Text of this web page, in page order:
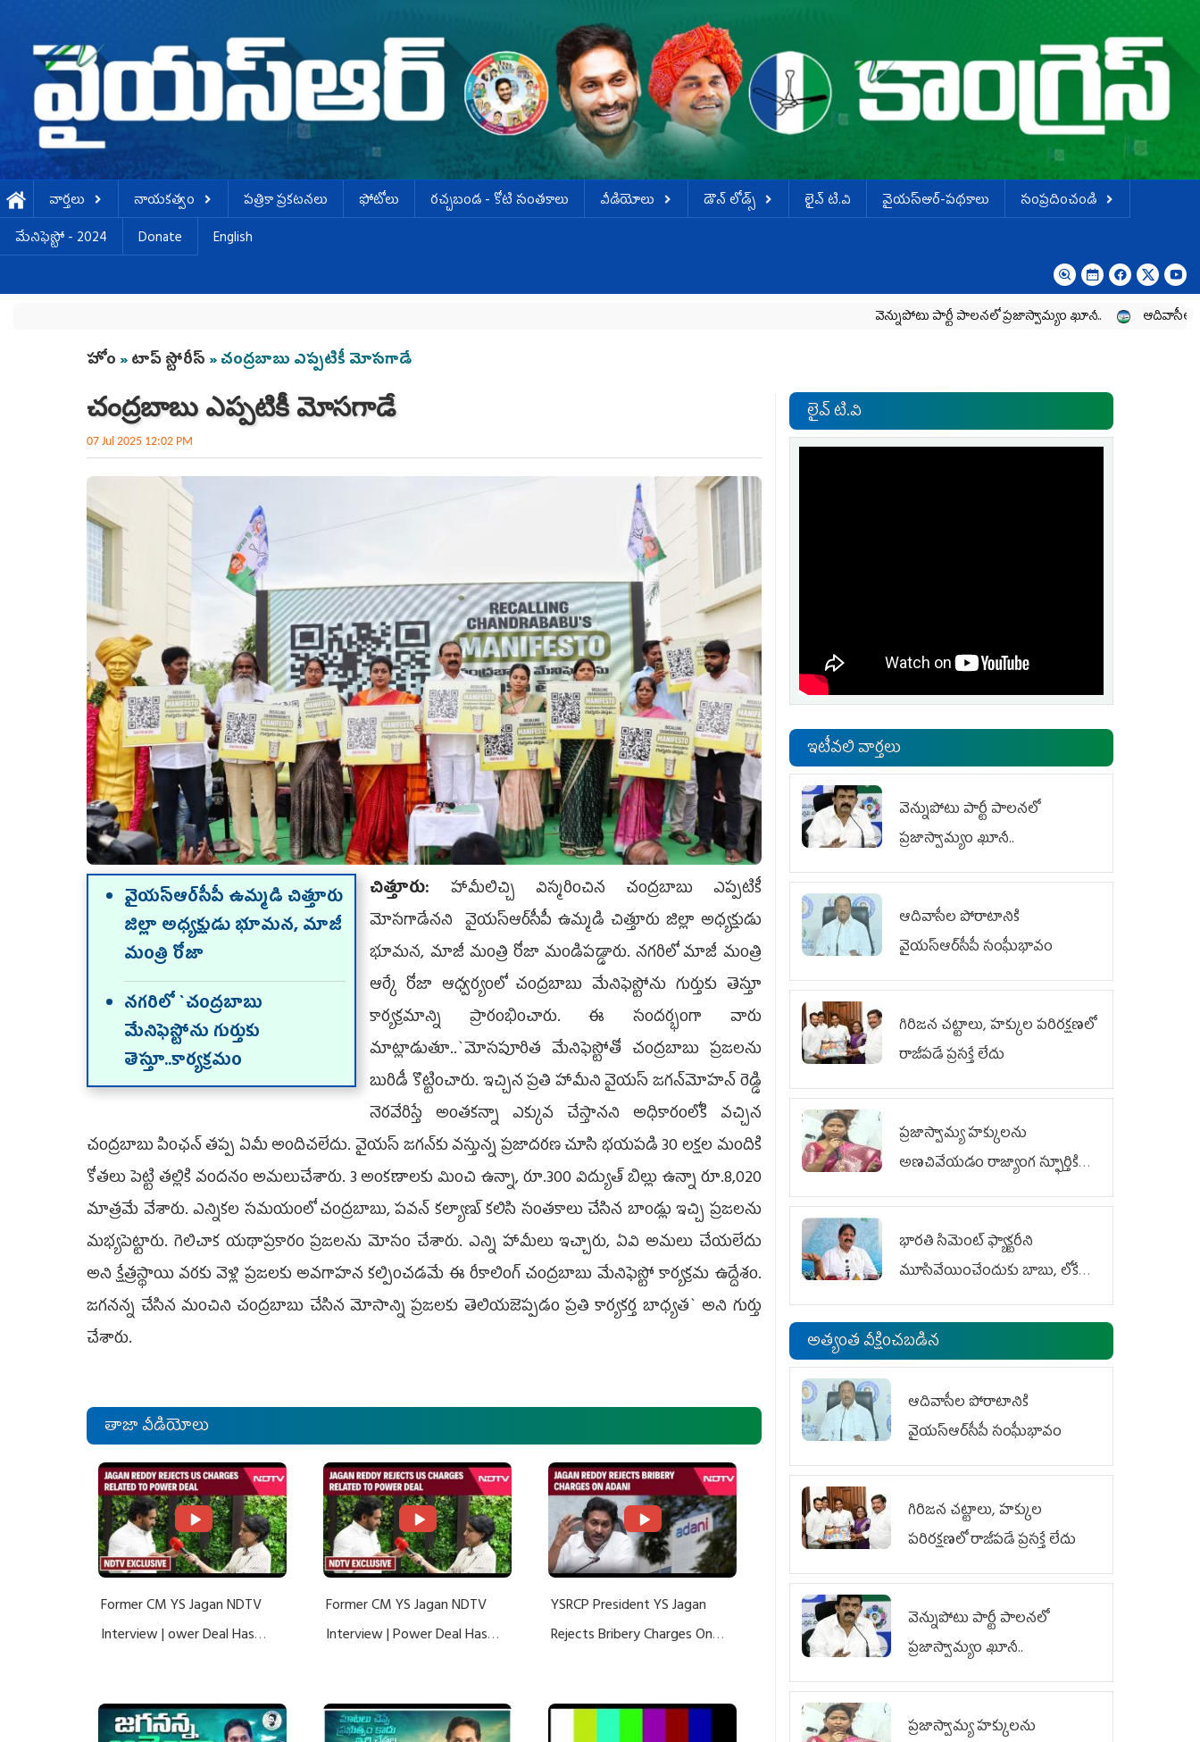
వార్తలు నాయకత్వం పత్రికా ప్రకటనలు ఫోటోలు ర‌చ్చ‌బండ‌ - కోటి సంత‌కాలు వీడియోలు డౌన్ లోడ్స్ లైవ్ టి.వి వైయస్ఆర్-పథకాలు
సంప్రదించండి
మేనిఫెస్టో - 2024
Donate English
వెన్నుపోటు పార్టీ పాలనలో ప్రజాస్వామ్యం ఖూనీ.. ఆదివాసీల పోరాటానికి
You are here
హోం »టాప్ స్టోరీస్ » చంద్రబాబు ఎప్పటికీ మోసగాడే
చంద్రబాబు ఎప్పటికీ మోసగాడే
07 Jul 2025 12:02 PM
వైయ‌స్ఆర్‌సీపీ ఉమ్మ‌డి చిత్తూరు
జిల్లా అధ్యక్షుడు భూమన, మాజీ
మంత్రి రోజా
న‌గ‌రిలో `చంద్రబాబు
మేనిఫెస్టోను గుర్తుకు
తెస్తూ..కార్య‌క్ర‌మం
చిత్తూరు:హామీలిచ్చి విస్మరించిన చంద్రబాబు ఎప్పటికీ
మోసగాడేన‌ని వైయ‌స్ఆర్‌సీపీ ఉమ్మ‌డి చిత్తూరు జిల్లా అధ్యక్షుడు
భూమన, మాజీ మంత్రి రోజా మండిప‌డ్డారు. న‌గ‌రిలో మాజీ మంత్రి
ఆర్కే రోజా ఆధ్వ‌ర్యంలో చంద్రబాబు మేనిఫెస్టోను గుర్తుకు తెస్తూ
కార్యక్రమాన్ని ప్రారంభించారు. ఈ సంద‌ర్భంగా వారు
మాట్లాడుతూ..`మోసపూరిత మేనిఫెస్టోతో చంద్రబాబు ప్రజలను
బురిడీ కొట్టించారు. ఇచ్చిన ప్రతి హామీని వైయ‌స్ జగన్‌మోహన్‌ రెడ్డి
నెరవేరిస్తే అంతకన్నా ఎక్కువ చేస్తానని అధికారంలోకి వచ్చిన
చంద్రబాబు పింఛన్‌ తప్ప ఏమీ అందిచలేదు. వైయ‌స్‌ జగన్‌కు వస్తున్న ప్రజాదరణ చూసి భయపడి 30 లక్షల మందికి
కోతలు పెట్టి తల్లికి వందనం అమలుచేశారు. 3 అంకణాలకు మించి ఉన్నా, రూ.300 విద్యుత్‌ బిల్లు ఉన్నా రూ.8,020
మాత్రమే వేశారు. ఎన్నికల సమయంలో చంద్రబాబు, పవన్‌ కల్యాణ్‌ కలిసి సంతకాలు చేసిన బాండ్లు ఇచ్చి ప్రజలను
మభ్యపెట్టారు. గెలిచాక యథాప్రకారం ప్రజలను మోసం చేశారు. ఎన్ని హామీలు ఇచ్చారు, ఏవి అమలు చేయలేదు
అని క్షేత్రస్థాయి వరకు వెళ్లి ప్రజలకు అవగాహన కల్పించడమే ఈ రీకాలింగ్‌ చంద్రబాబు మేనిఫెస్టో కార్యక్రమ ఉద్దేశం.
జగనన్న చేసిన మంచిని చంద్రబాబు చేసిన మోసాన్ని ప్రజలకు తెలియజెప్పడం ప్రతి కార్యకర్త బాధ్యత` అని గుర్తు
చేశారు.
తాజా వీడియోలు
Former CM YS Jagan NDTV
Interview | ower Deal Has
Former CM YS Jagan NDTV
Interview | Power Deal Has
YSRCP President YS Jagan
Rejects Bribery Charges On
లైవ్ టి.వి
ఇటీవలి వార్తలు
వెన్నుపోటు పార్టీ పాలనలో
ప్రజాస్వామ్యం ఖూనీ..
ఆదివాసీల పోరాటానికి
వైయ‌స్ఆర్‌సీపీ సంఘీభావం
గిరిజన చట్టాలు, హక్కుల పరిరక్షణలో
రాజీపడే ప్రసక్తే లేదు
ప్రజాస్వామ్య హక్కులను
అణచివేయడం రాజ్యాంగ స్ఫూర్తికి
విరుద్ధం
భారతి సిమెంట్ ఫ్యాక్టరీని
మూసివేయించేందుకు బాబు, లోకేశ్
కుట్ర
అత్యంత వీక్షించబడిన
ఆదివాసీల పోరాటానికి
వైయ‌స్ఆర్‌సీపీ సంఘీభావం
గిరిజన చట్టాలు, హక్కుల
పరిరక్షణలో రాజీపడే ప్రసక్తే లేదు
వెన్నుపోటు పార్టీ పాలనలో
ప్రజాస్వామ్యం ఖూనీ..
ప్రజాస్వామ్య హక్కులను